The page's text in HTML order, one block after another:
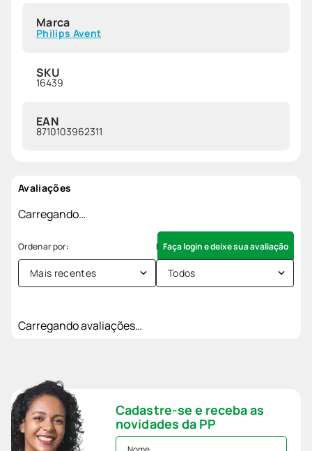
Marca
Philips Avent
SKU
16439
EAN
8710103962311
Avaliações
Carregando…
Faça login e deixe sua avaliação
Mais recentes Todos
Carregando avaliações…
Cadastre-se e receba as
novidades da PP